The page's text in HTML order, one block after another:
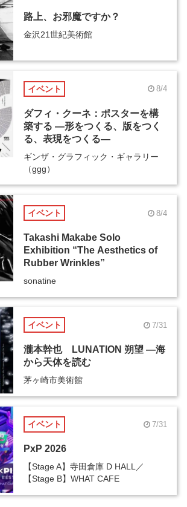
路上、お邪魔ですか？
金沢21世紀美術館
イベント 8/4
ダフィ・クーネ：ポスターを構
築する ―形をつくる、版をつく
る、表現をつくる―
ギンザ・グラフィック・ギャラリー
（ggg）
イベント 8/4
Takashi Makabe Solo
Exhibition “The Aesthetics of
Rubber Wrinkles”
sonatine
イベント 7/31
瀧本幹也 LUNATION 朔望 ―海
から天体を読む
茅ヶ崎市美術館
イベント 7/31
PxP 2026
【Stage A】寺田倉庫 D HALL／
【Stage B】WHAT CAFE